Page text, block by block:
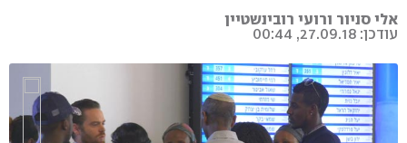
אלי סניור ורועי רובינשטיין
עודכן: 27.09.18, 00:44